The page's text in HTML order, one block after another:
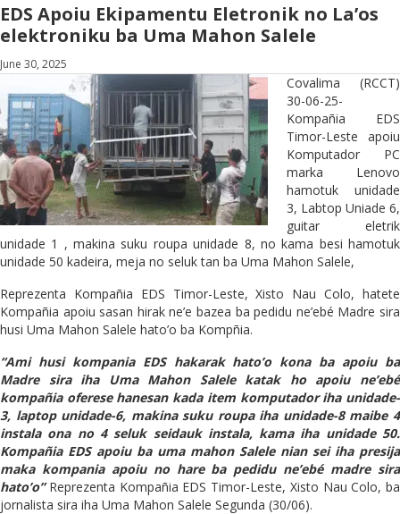
EDS Apoiu Ekipamentu Eletronik no La’os
elektroniku ba Uma Mahon Salele
June 30, 2025
Covalima (RCCT)
30-06-25-
Kompañia EDS
Timor-Leste apoiu
Komputador PC
marka Lenovo
hamotuk unidade
3, Labtop Uniade 6,
guitar eletrik
unidade 1 , makina suku roupa unidade 8, no kama besi hamotuk
unidade 50 kadeira, meja no seluk tan ba Uma Mahon Salele,
Reprezenta Kompañia EDS Timor-Leste, Xisto Nau Colo, hatete
Kompañia apoiu sasan hirak ne’e bazea ba pedidu ne’ebé Madre sira
husi Uma Mahon Salele hato’o ba Kompñia.
“Ami husi kompania EDS hakarak hato’o kona ba apoiu ba
Madre sira iha Uma Mahon Salele katak ho apoiu ne’ebé
kompañia oferese hanesan kada item komputador iha unidade-
3, laptop unidade-6, makina suku roupa iha unidade-8 maibe 4
instala ona no 4 seluk seidauk instala, kama iha unidade 50.
Kompañia EDS apoiu ba uma mahon Salele nian sei iha presija
maka kompania apoiu no hare ba pedidu ne’ebé madre sira
hato’o”Reprezenta Kompañia EDS Timor-Leste, Xisto Nau Colo, ba
jornalista sira iha Uma Mahon Salele Segunda (30/06).